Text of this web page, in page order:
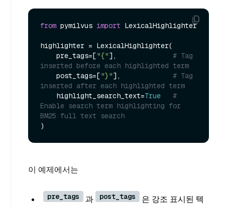
from pymilvus import LexicalHighlighter
highlighter = LexicalHighlighter(
    pre_tags=[
"{"], # Tag
inserted before each highlighted term
    post_tags=[
"}"], # Tag
inserted after each highlighted term
    highlight_search_text=
True
#
Enable search term highlighting for
BM25 full text search
이 예제에서는
pre_tags 과 post_tags
은 강조 표시된 텍